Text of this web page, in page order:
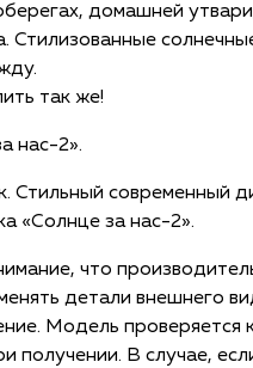
домашней
Стилизованные
так же!
нас-2».
Стильный современный
«Солнце за нас-2».
что
детали внешнего
Модель проверяется
получении. В случае,